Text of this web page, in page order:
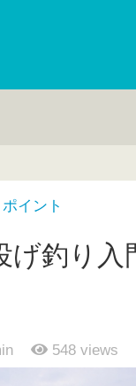
イント
釣り入
548 views